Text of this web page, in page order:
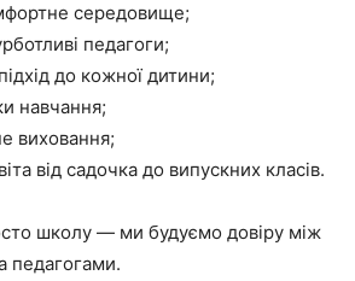
середовище;
педагоги;
до кожної дитини;
навчання;
виховання;
від садочка до випускних класів.
школу — ми будуємо довіру між
педагогами.